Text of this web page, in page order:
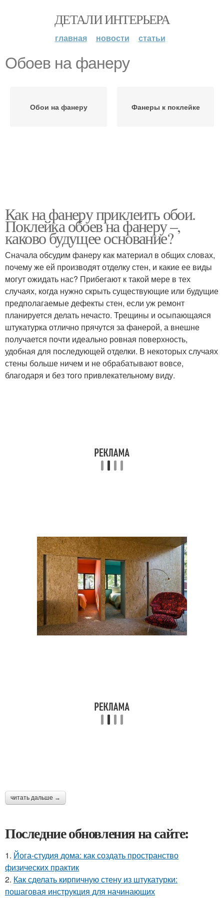
ДЕТАЛИ ИНТЕРЬЕРА
главная новости статьи
Обоев на фанеру
Обои на фанеру Фанеры к поклейке
Как на фанеру приклеить обои.
Поклейка обоев на фанеру –,
каково будущее основание?
Сначала обсудим фанеру как материал в общих словах,
почему же ей производят отделку стен, и какие ее виды
могут ожидать нас? Прибегают к такой мере в тех
случаях, когда нужно скрыть существующие или будущие
предполагаемые дефекты стен, если уж ремонт
планируется делать нечасто. Трещины и осыпающаяся
штукатурка отлично прячутся за фанерой, а внешне
получается почти идеально ровная поверхность,
удобная для последующей отделки. В некоторых случаях
стены больше ничем и не обрабатывают вовсе,
благодаря и без того привлекательному виду.
читать дальше →
Последние обновления на сайте:
1. Йога-студия дома: как создать пространство
физических практик
2. Как сделать кирпичную стену из штукатурки:
пошаговая инструкция для начинающих